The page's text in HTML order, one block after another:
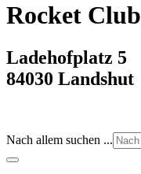
Rocket Club
Ladehofplatz 5
84030 Landshut
Nach allem suchen ...